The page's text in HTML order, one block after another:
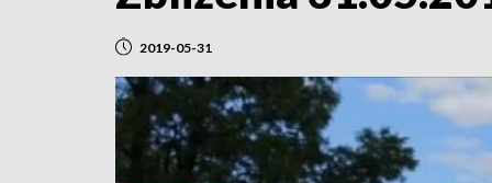
2019-05-31